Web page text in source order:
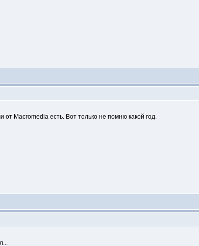
от Macromedia есть. Вот только не помню какой год.